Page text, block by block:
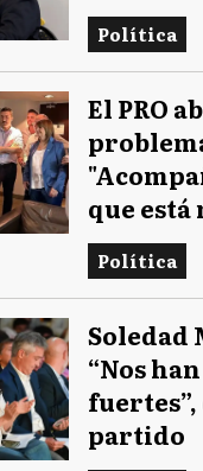
Política
El PRO
que está
Política
Soledad
“Nos
partido